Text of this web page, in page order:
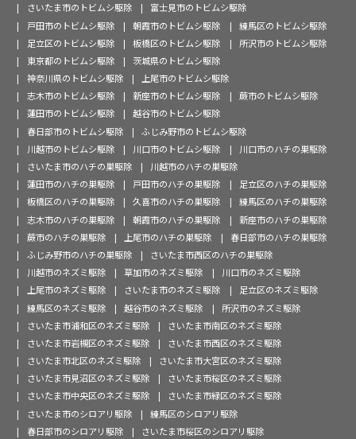
さいたま市のトビムシ駆除
富士見市のトビムシ駆除
戸田市のトビムシ駆除
朝霞市のトビムシ駆除
練馬区のトビムシ駆除
足立区のトビムシ駆除
板橋区のトビムシ駆除
所沢市のトビムシ駆除
東京都のトビムシ駆除
茨城県のトビムシ駆除
神奈川県のトビムシ駆除
上尾市のトビムシ駆除
志木市のトビムシ駆除
新座市のトビムシ駆除
蕨市のトビムシ駆除
蓮田市のトビムシ駆除
越谷市のトビムシ駆除
春日部市のトビムシ駆除
ふじみ野市のトビムシ駆除
川越市のトビムシ駆除
川口市のトビムシ駆除
川口市のハチの巣駆除
さいたま市のハチの巣駆除
川越市のハチの巣駆除
蓮田市のハチの巣駆除
戸田市のハチの巣駆除
足立区のハチの巣駆除
板橋区のハチの巣駆除
久喜市のハチの巣駆除
練馬区のハチの巣駆除
志木市のハチの巣駆除
朝霞市のハチの巣駆除
新座市のハチの巣駆除
蕨市のハチの巣駆除
上尾市のハチの巣駆除
春日部市のハチの巣駆除
ふじみ野市のハチの巣駆除
さいたま市西区のハチの巣駆除
川越市のネズミ駆除
草加市のネズミ駆除
川口市のネズミ駆除
上尾市のネズミ駆除
さいたま市のネズミ駆除
足立区のネズミ駆除
練馬区のネズミ駆除
越谷市のネズミ駆除
所沢市のネズミ駆除
さいたま市浦和区のネズミ駆除
さいたま市南区のネズミ駆除
さいたま市岩槻区のネズミ駆除
さいたま市西区のネズミ駆除
さいたま市北区のネズミ駆除
さいたま市大宮区のネズミ駆除
さいたま市見沼区のネズミ駆除
さいたま市桜区のネズミ駆除
さいたま市中央区のネズミ駆除
さいたま市緑区のネズミ駆除
さいたま市のシロアリ駆除
練馬区のシロアリ駆除
春日部市のシロアリ駆除
さいたま市桜区のシロアリ駆除